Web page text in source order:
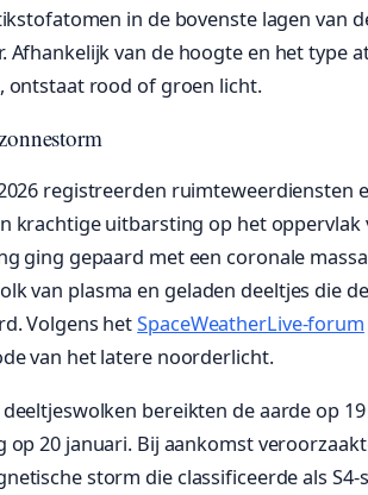
in de bovenste lagen van
Afhankelijk van de hoogte en het type
ontstaat rood of groen licht.
registreerden ruimteweerdiensten
krachtige uitbarsting op het oppervlak
ging gepaard met een coronale
van plasma en geladen deeltjes die
Volgens hetSpaceWeatherLive-forum
van het latere noorderlicht.
deeltjeswolken bereikten de aarde op
op 20 januari. Bij aankomst
storm die classificeerde als